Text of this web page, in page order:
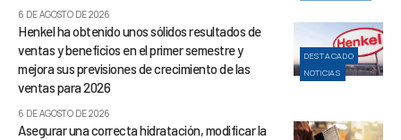
6 DE AGOSTO DE 2026
DESTACADO
NOTICIAS
Henkel ha obtenido unos sólidos resultados de
ventas y beneficios en el primer semestre y
mejora sus previsiones de crecimiento de las
ventas para 2026
6 DE AGOSTO DE 2026
Asegurar una correcta hidratación, modificar la